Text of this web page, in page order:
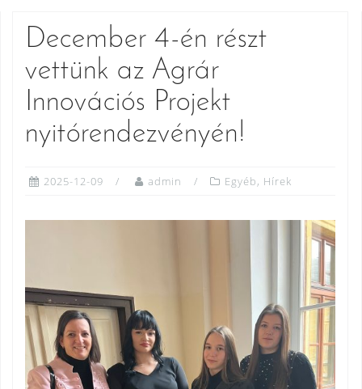
December 4-én részt
vettünk az Agrár
Innovációs Projekt
nyitórendezvényén!
2025-12-09 admin Egyéb, Hírek